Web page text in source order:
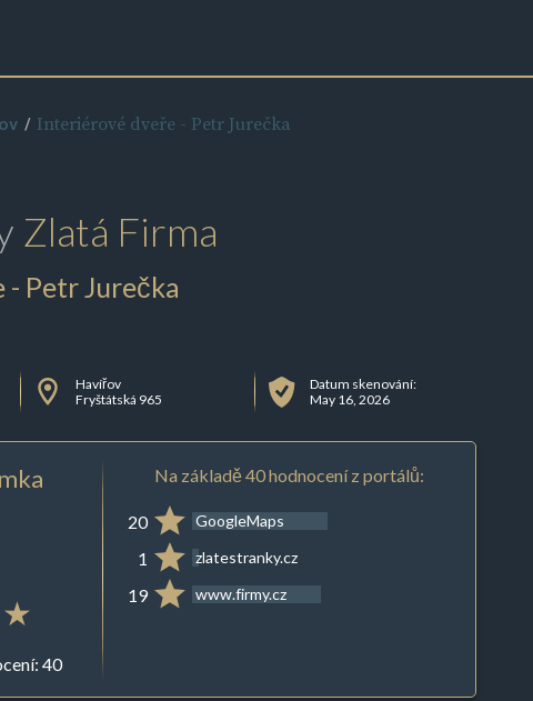
Interiérové dveře - Petr Jurečka
Zlatá Firma
Petr Jurečka
Havířov
Fryštátská 965
Datum skenování:
May 16, 2026
40
Na základě 40 hodnocení z portálů:
20 GoogleMaps
1 zlatestranky.cz
19 www.firmy.cz